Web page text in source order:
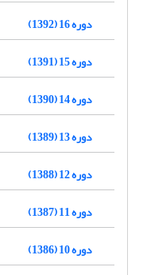
دوره 16 (1392)
دوره 15 (1391)
دوره 14 (1390)
دوره 13 (1389)
دوره 12 (1388)
دوره 11 (1387)
دوره 10 (1386)